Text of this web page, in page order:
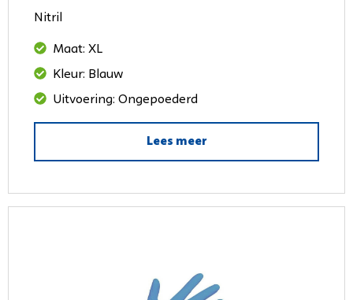
Nitril
Maat: XL
Kleur: Blauw
Uitvoering: Ongepoederd
Lees meer